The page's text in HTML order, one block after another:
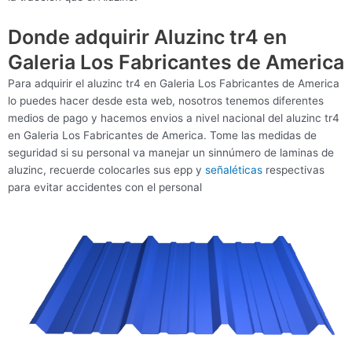
Donde adquirir Aluzinc tr4 en
Galeria Los Fabricantes de America
Para adquirir el aluzinc tr4 en Galeria Los Fabricantes de America
lo puedes hacer desde esta web, nosotros tenemos diferentes
medios de pago y hacemos envios a nivel nacional del aluzinc tr4
en Galeria Los Fabricantes de America. Tome las medidas de
seguridad si su personal va manejar un sinnúmero de laminas de
aluzinc, recuerde colocarles sus epp y señaléticas respectivas
para evitar accidentes con el personal